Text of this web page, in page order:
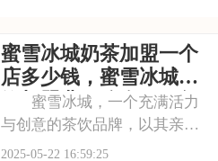
品，成为了行业的佼佼者。加
盟霸王茶姬，你将获得全方位
的支持与指导，助力你
蜜雪冰城奶茶加盟一个
店多少钱，蜜雪冰城茶
饮加盟费用公布2025年
蜜雪冰城，一个充满活力
与创意的茶饮品牌，以其亲民
的价格和丰富的产品线，深受
2025-05-22 16:59:25